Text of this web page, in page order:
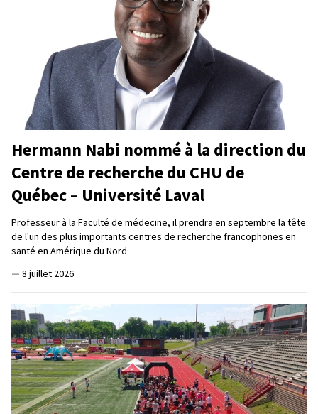
Hermann Nabi nommé à la direction du
Centre de recherche du CHU de
Québec – Université Laval
Professeur à la Faculté de médecine, il prendra en septembre la tête
de l'un des plus importants centres de recherche francophones en
santé en Amérique du Nord
— 8 juillet 2026